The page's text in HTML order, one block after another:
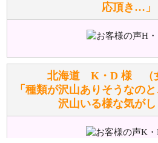
シュタイフのぬいぐるみは洗
るみのお手入れ方法を教えてくださ
詳しくはこちら をご覧ください
ぬいぐるみの耳に付いているボ
味などがありますか？
応頂き…」
北海道 K・D 様
「種類が沢山ありそうなの
沢山いる様な気がし